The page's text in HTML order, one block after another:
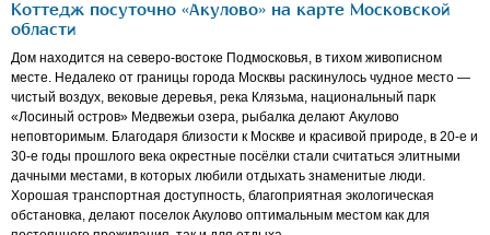
Коттедж посуточно «Акулово» на карте Московской
области
Дом находится на северо-востоке Подмосковья, в тихом живописном
месте. Недалеко от границы города Москвы раскинулось чудное место —
чистый воздух, вековые деревья, река Клязьма, национальный парк
«Лосиный остров» Медвежьи озера, рыбалка делают Акулово
неповторимым. Благодаря близости к Москве и красивой природе, в 20-е и
30-е годы прошлого века окрестные посёлки стали считаться элитными
дачными местами, в которых любили отдыхать знаменитые люди.
Хорошая транспортная доступность, благоприятная экологическая
обстановка, делают поселок Акулово оптимальным местом как для